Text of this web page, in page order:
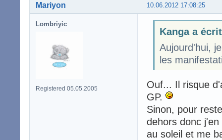
10.06.2012 17:08:25
Mariyon
Lombriyic
Registered 05.05.2005
Kanga a écrit
Aujourd'hui,
les
Ouf... Il risque
GP.
Sinon, pour
dehors donc
au soleil et me